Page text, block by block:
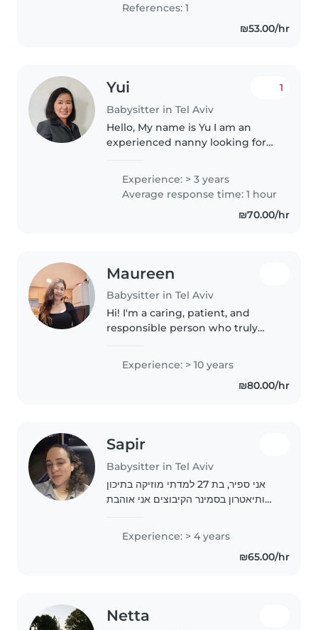
References: 1
₪53.00/hr
Yui
Babysitter in Tel Aviv
1
Hello, My name is Yu I am an
experienced nanny looking for
children aged 9 months to 2.5
years. I speak English..
Experience: > 3 years
Average response time: 1 hour
₪70.00/hr
Maureen
Babysitter in Tel Aviv
Hi! I'm a caring, patient, and
responsible person who truly
children. I love creating a safe,
happy, and fun environment
where kids can learn, play, and
Experience: > 10 years
₪80.00/hr
Sapir
Babysitter in Tel Aviv
אני ספיר, בת 27 למדתי מוזיקה בתיכון
ותיאטרון בסמינר הקיבוצים אני אוהבת
סבלנות לכל בנאדם, יודעת להקשיב
Experience: > 4 years
₪65.00/hr
Netta